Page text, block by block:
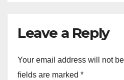
Leave a Reply
Your email address will not
fields are marked *